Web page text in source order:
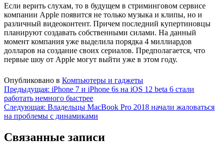
Если верить слухам, то в будущем в стриминговом сервисе
компании Apple появится не только музыка и клипы, но и
различный видеоконтент. Причем последний купертиновцы
планируют создавать собственными силами. На данный
момент компания уже выделила порядка 4 миллиардов
долларов на создание своих сериалов. Предполагается, что
первые шоу от Apple могут выйти уже в этом году.
Опубликовано в Компьютеры и гаджеты
Навигация
по
записям
Предыдущая: iPhone 7 и iPhone 6s на iOS 12 beta 6 стали
работать немного быстрее
Следующая: Владельцы MacBook Pro 2018 начали жаловаться
на проблемы с динамиками
Связанные записи